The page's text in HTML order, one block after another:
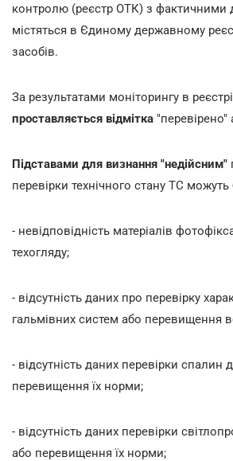
контролю (реєстр ОТК) з фактичними
містяться в Єдиному державному
засобів.
За результатами моніторингу в
проставляється відмітка "перевірено"
Підставами для визнання "недійсним"
перевірки технічного стану ТС
- невідповідність матеріалів
техогляду;
- відсутність даних про перевірку
гальмівних систем або перевищення
- відсутність даних перевірки спалин
перевищення їх норми;
- відсутність даних перевірки
або перевищення їх норми;